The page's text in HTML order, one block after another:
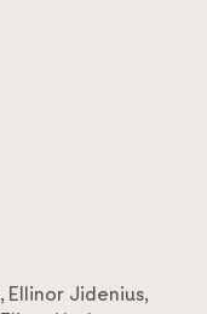
, Ellinor Jidenius,